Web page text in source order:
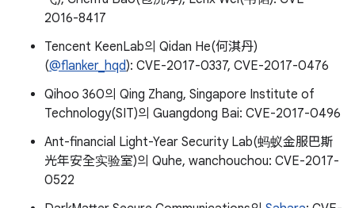
2016-8417
Tencent KeenLab의 Qidan He(何淇丹)
(@flanker_hqd): CVE-2017-0337, CVE-2017-0476
Qihoo 360의 Qing Zhang, Singapore Institute of
Technology(SIT)의 Guangdong Bai: CVE-2017-0496
Ant-financial Light-Year Security Lab(蚂蚁金服巴斯
光年安全实验室)의 Quhe, wanchouchou: CVE-2017-
0522